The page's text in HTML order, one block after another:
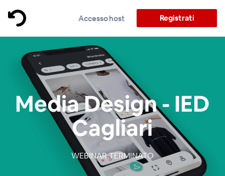
Accesso host Registrati
Media Design - IED
Cagliari
WEBINAR TERMINATO